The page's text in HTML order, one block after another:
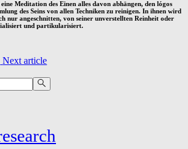
Meditation des Einen alles davon abhängen, den lógos
des Seins von allen Techniken zu reinigen. In ihnen wird
nur angeschnitten, von seiner unverstellten Reinheit oder
und partikularisiert.
Next article